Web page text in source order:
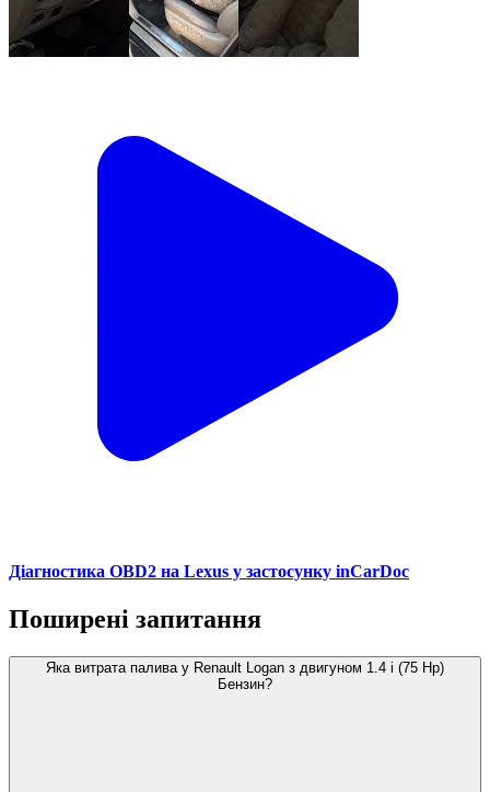
Діагностика OBD2 на Lexus у застосунку inCarDoc
Поширені запитання
Яка витрата палива у Renault Logan з двигуном 1.4 i (75 Hp)
Бензин?